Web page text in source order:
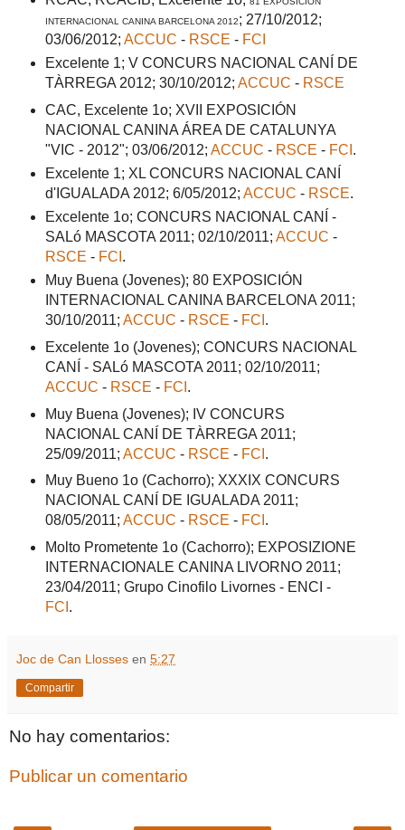
INTERNACIONAL CANINA BARCELONA 2012; 27/10/2012;
03/06/2012; ACCUC - RSCE - FCI
Excelente 1; V CONCURS NACIONAL CANÍ DE
TÀRREGA 2012; 30/10/2012; ACCUC - RSCE
CAC, Excelente 1o; XVII EXPOSICIÓN
NACIONAL CANINA ÁREA DE CATALUNYA
"VIC - 2012"; 03/06/2012; ACCUC - RSCE - FCI .
Excelente 1; XL CONCURS NACIONAL CANÍ
d'IGUALADA 2012; 6/05/2012; ACCUC - RSCE.
Excelente 1o; CONCURS NACIONAL CANÍ -
SALó MASCOTA 2011; 02/10/2011; ACCUC -
RSCE - FCI .
Muy Buena (Jovenes); 80 EXPOSICIÓN
INTERNACIONAL CANINA BARCELONA 2011;
30/10/2011; ACCUC - RSCE - FCI .
Excelente 1o (Jovenes); CONCURS NACIONAL
CANÍ - SALó MASCOTA 2011; 02/10/2011;
ACCUC - RSCE - FCI .
Muy Buena (Jovenes); IV CONCURS
NACIONAL CANÍ DE TÀRREGA 2011;
25/09/2011; ACCUC - RSCE - FCI .
Muy Bueno 1o (Cachorro); XXXIX CONCURS
NACIONAL CANÍ DE IGUALADA 2011;
08/05/2011; ACCUC - RSCE - FCI .
Molto Prometente 1o (Cachorro); EXPOSIZIONE
INTERNACIONALE CANINA LIVORNO 2011;
23/04/2011; Grupo Cinofilo Livornes - ENCI -
FCI .
Joc de Can Llosses en 5:27
Compartir
No hay comentarios:
Publicar un comentario